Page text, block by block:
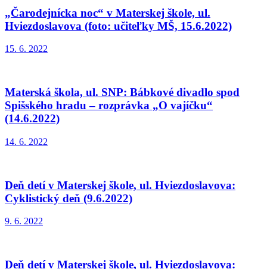
„Čarodejnícka noc“ v Materskej škole, ul.
Hviezdoslavova (foto: učiteľky MŠ, 15.6.2022)
15. 6. 2022
Materská škola, ul. SNP: Bábkové divadlo spod
Spišského hradu – rozprávka „O vajíčku“
(14.6.2022)
14. 6. 2022
Deň detí v Materskej škole, ul. Hviezdoslavova:
Cyklistický deň (9.6.2022)
9. 6. 2022
Deň detí v Materskej škole, ul. Hviezdoslavova: